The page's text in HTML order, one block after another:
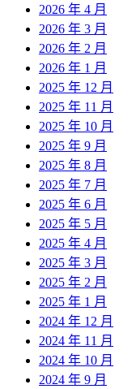
2026 年 4 月
2026 年 3 月
2026 年 2 月
2026 年 1 月
2025 年 12 月
2025 年 11 月
2025 年 10 月
2025 年 9 月
2025 年 8 月
2025 年 7 月
2025 年 6 月
2025 年 5 月
2025 年 4 月
2025 年 3 月
2025 年 2 月
2025 年 1 月
2024 年 12 月
2024 年 11 月
2024 年 10 月
2024 年 9 月